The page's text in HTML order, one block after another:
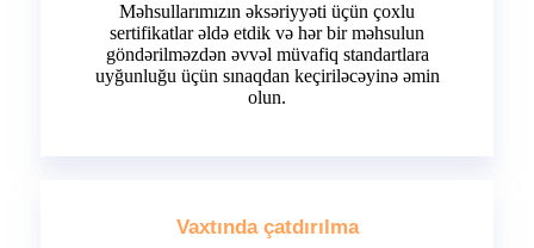
Məhsullarımızın əksəriyyəti üçün çoxlu
sertifikatlar əldə etdik və hər bir məhsulun
göndərilməzdən əvvəl müvafiq standartlara
uyğunluğu üçün sınaqdan keçiriləcəyinə əmin
olun.
Vaxtında çatdırılma